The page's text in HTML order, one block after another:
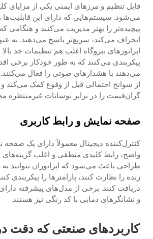
قابل تنظیم و مرزهای ایمنی یکی از
می‌شود. سیستم‌هایی که دارای این قابلیت‌ها
پیچیده‌تر را بهتر مدیریت می‌کنند و هنگامی
انحراف می‌کند، سریع‌تر پاسخ می‌دهند. به
اپراتورهای نیروگاه اغلب هم تنظیمات حد
پیکربندی می‌کنند که به طور خودکار برخی
می‌دهند یا هشدارهای صوتی را فعال می‌کنند.
از سوانح احتمالی قبل از وقوع کمک می‌کند
گران‌قیمت را در برابر نوسانات
صفحه نمایش و رابط کاربری
کنترل‌کننده دیجیتال معمولاً دارای یک صفحه
واضح، رابط کلیدی منطقی و اغلب
طراحی باعث می‌شود که اپراتوران بتوانند
زنده را نظارت کنند، پارامترها را پیکربندی
دریافت کنند. برخی از مدل‌های پیشرفته دارای
و نشانگرهای دمایی با کد رنگی نیز هستند.
کاربردهای صنعتی که دقت